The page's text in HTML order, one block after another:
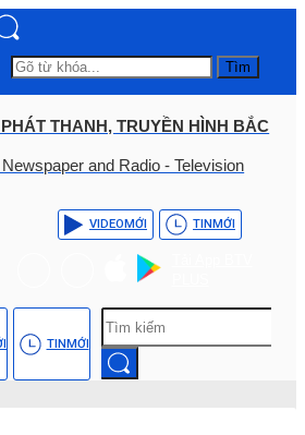
Tìm
THANH, TRUYỀN HÌNH BẮC
and Radio - Television
VIDEOMỚI TINMỚI
TINMỚI